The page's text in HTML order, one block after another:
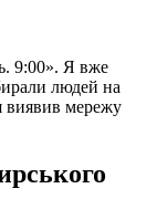
9:00». Я вже
людей на
виявив мережу